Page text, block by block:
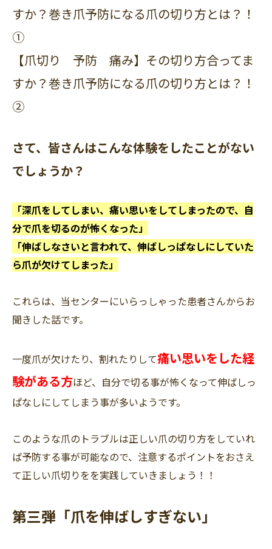
すか？巻き爪予防になる爪の切り方とは？！
①
【爪切り 予防 痛み】その切り方合ってま
すか？巻き爪予防になる爪の切り方とは？！
②
さて、皆さんはこんな体験をしたことがない
でしょうか？
「深爪をしてしまい、痛い思いをしてしまったので、自
分で爪を切るのが怖くなった」
「伸ばしなさいと言われて、伸ばしっぱなしにしていた
ら爪が欠けてしまった」
これらは、当センターにいらっしゃった患者さんからお
聞きした話です。
一度爪が欠けたり、割れたりして痛い思いをした経
験がある方ほど、自分で切る事が怖くなって伸ばしっ
ぱなしにしてしまう事が多いようです。
このような爪のトラブルは正しい爪の切り方をしていれ
ば予防する事が可能なので、注意するポイントをおさえ
て正しい爪切りをを実践していきましょう！！
第三弾「爪を伸ばしすぎない」